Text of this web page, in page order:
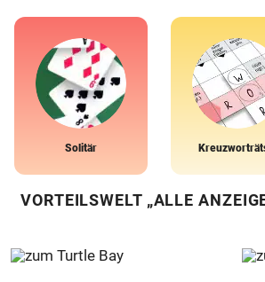
Solitär
VORTEILSWELT „ALLE